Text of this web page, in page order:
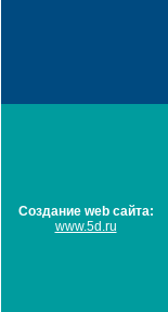
Создание web сайта:
www.5d.ru